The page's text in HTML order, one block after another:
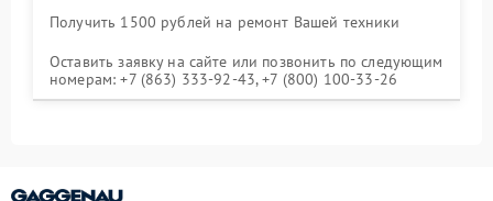
Получить 1500 рублей на ремонт Вашей техники
Оставить заявку на сайте или позвонить по следующим
номерам: +7 (863) 333-92-43, +7 (800) 100-33-26